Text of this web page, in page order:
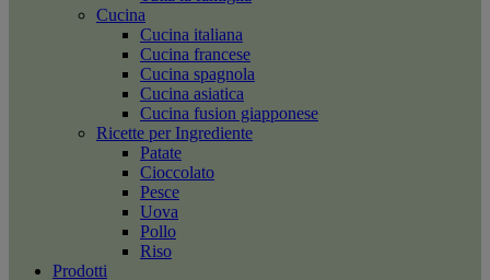
Cucina
Cucina italiana
Cucina francese
Cucina spagnola
Cucina asiatica
Cucina fusion giapponese
Ricette per Ingrediente
Patate
Cioccolato
Pesce
Uova
Pollo
Riso
Prodotti